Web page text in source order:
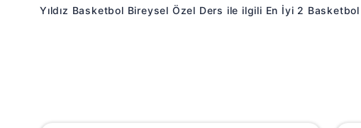
Yıldız Basketbol Bireysel Özel Ders ile ilgili En İyi 2